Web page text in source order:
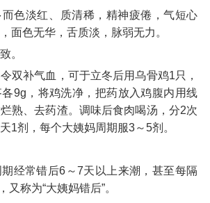
色淡红、质清稀，精神疲倦，气短心
面色无华，舌质淡，脉弱无力。
。
双补气血，可于立冬后用乌骨鸡1只，
9g，将鸡洗净，把药放入鸡腹内用线
熟、去药渣。调味后食肉喝汤，分2次
1剂，每个大姨妈周期服3～5剂。
经常错后6～7天以上来潮，甚至每隔
称为“大姨妈错后”。